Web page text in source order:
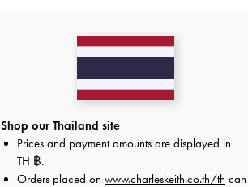
คอนยัค
฿2,190.00
Shop our Thailand site
Prices and payment amounts are displayed in
TH ฿.
Orders placed on www.charleskeith.co.th/th can